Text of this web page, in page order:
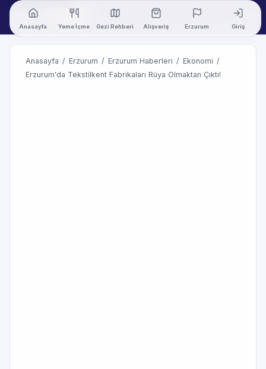
Anasayfa Yeme İçme Gezi Rehberi Alışveriş Erzurum Giriş
Anasayfa / Erzurum / Erzurum Haberleri / Ekonomi /
Erzurum'da Tekstilkent Fabrikaları Rüya Olmaktan Çıktı!